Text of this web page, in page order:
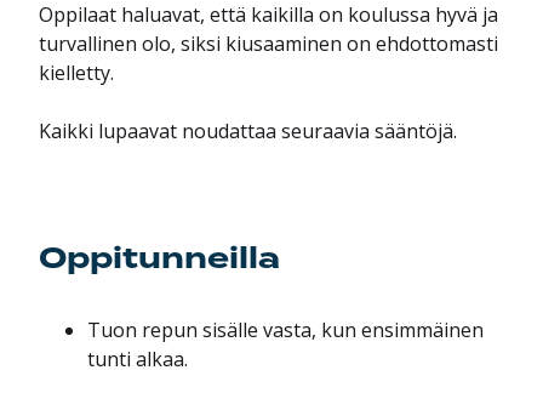
Oppilaat haluavat, että kaikilla on koulussa hyvä ja
turvallinen olo, siksi kiusaaminen on ehdottomasti
kielletty.
Kaikki lupaavat noudattaa seuraavia sääntöjä.
Oppitunneilla
Tuon repun sisälle vasta, kun ensimmäinen
tunti alkaa.